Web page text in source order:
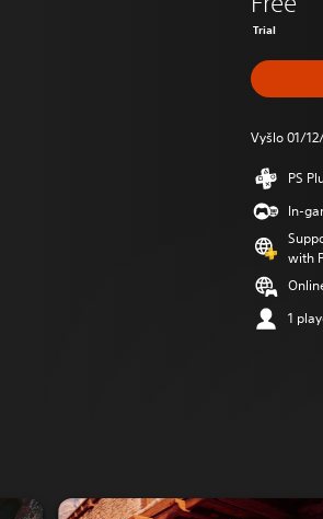
Trial
Vyšlo 01/
PS
In-
with
1